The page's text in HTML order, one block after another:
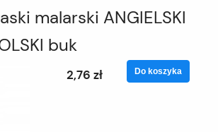
malarski ANGIELSKI
buk
2,76 zł Do koszyka